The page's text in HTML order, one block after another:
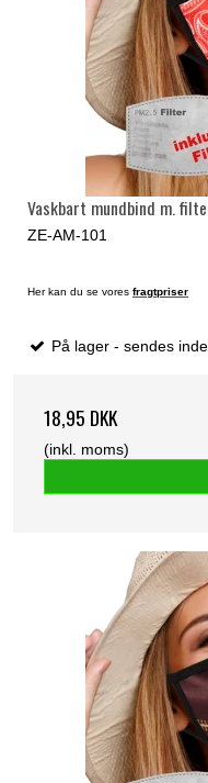
Vaskbart mundbind m.
ZE-AM-101
Her kan du se vores fragtpriser
På lager - sendes
18,95 DKK
(inkl. moms)